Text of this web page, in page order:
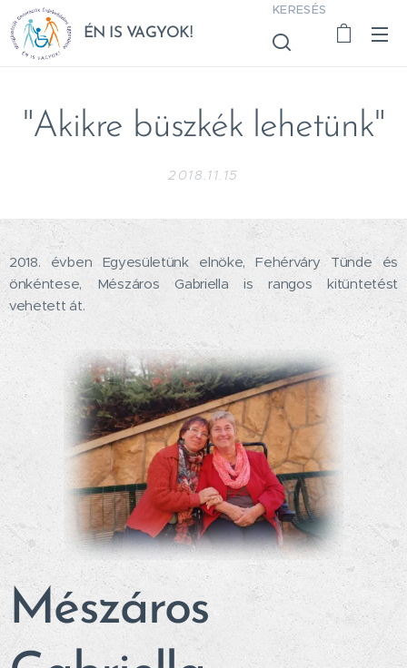
ÉN IS VAGYOK!
KERESÉS
"Akikre büszkék lehetünk"
2018.11.15
2018. évben Egyesületünk elnöke, Fehérváry Tünde és
önkéntese, Mészáros Gabriella is rangos kitüntetést
vehetett át.
Mészáros